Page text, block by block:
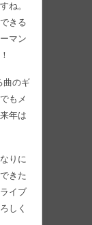
ね。
きる
マン
曲のギ
もメ
年は
りに
きた
イブ
しく